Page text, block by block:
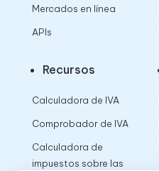
Mercados en línea
APIs
Recursos
Calculadora de IVA
Comprobador de IVA
Calculadora de
impuestos sobre las